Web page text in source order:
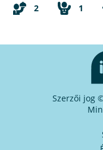
2
1
Szerzői jog